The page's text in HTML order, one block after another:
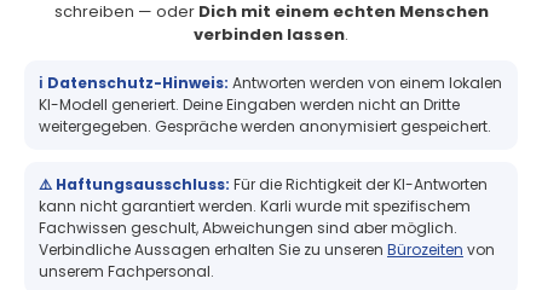
Zebra Zubehör
Zebra‑Drucker Zubehör
Maximiere die Leistung deiner Zebra‑Drucker und
schreiben — oder Dich mit einem echten Menschen
verbinden lassen.
ℹ️ Datenschutz-Hinweis: Antworten werden von einem lokalen
KI-Modell generiert. Deine Eingaben werden nicht an Dritte
weitergegeben. Gespräche werden anonymisiert gespeichert.
⚠️ Haftungsausschluss: Für die Richtigkeit der KI-Antworten
kann nicht garantiert werden. Karli wurde mit spezifischem
Fachwissen geschult, Abweichungen sind aber möglich.
Verbindliche Aussagen erhalten Sie zu unseren Bürozeiten von
unserem Fachpersonal.